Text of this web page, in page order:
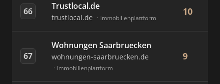
66 Trustlocal.de
trustlocal.de Immobilienplattform
10
67
Wohnungen Saarbruecken
wohnungen-saarbruecken.de
Immobilienplattform
9